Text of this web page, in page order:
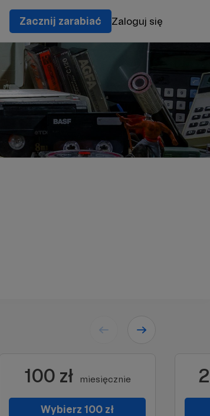
Zacznij zarabiać Zaloguj się
100 zł miesięcznie
Wybierz 100 zł